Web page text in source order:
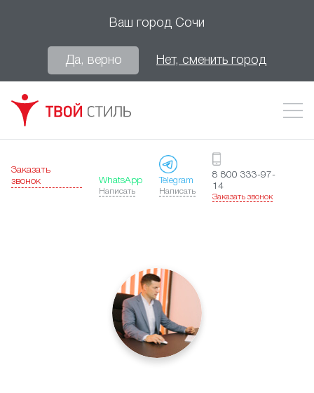
Ваш город Сочи
Да, верно Нет, сменить город
Заказать
звонок
WhatsApp
Написать
Telegram
Написать
8 800 333-97-
14
Заказать звонок